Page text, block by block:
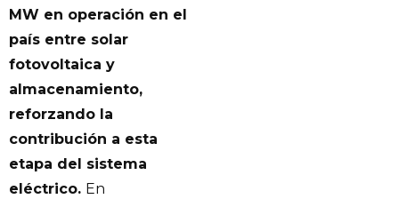
MW en operación en el
país entre solar
fotovoltaica y
almacenamiento,
reforzando la
contribución a esta
etapa del sistema
eléctrico. En